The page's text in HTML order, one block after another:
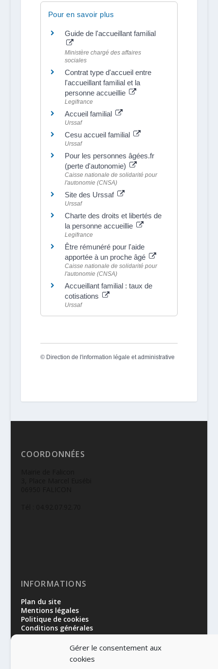
Gérer le consentement aux
cookies
Pour en savoir plus
Guide de l'accueillant familial
Ministère chargé des affaires
sociales
Contrat type d'accueil entre
l'accueillant familial et la
personne accueillie
Legifrance
Accueil familial
Urssaf
Cesu accueil familial
Urssaf
Pour les personnes âgées.fr
(perte d'autonomie)
Caisse nationale de solidarité pour
l'autonomie (CNSA)
Site des Urssaf
Urssaf
Charte des droits et libertés de
la personne accueillie
Legifrance
Être rémunéré pour l'aide
apportée à un proche âgé
Caisse nationale de solidarité pour
l'autonomie (CNSA)
Accueillant familial : taux de
cotisations
Urssaf
© Direction de l'information légale et administrative
COORDONNÉES
INFORMATIONS
Plan du site
Mentions légales
Politique de cookies
Conditions générales